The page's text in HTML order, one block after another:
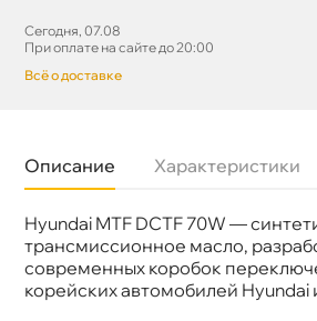
Сегодня, 07.08
При оплате на сайте до 20:00
сё о доставке
Описание Характеристики
Hyundai MTF DCTF 70W —
трансмиссионное масло,
современных коробок
корейских автомобилей Hyundai
язкость
70W
Бренд
Тип масла
Синтетика
Объем
1л
Артикул
04300KX1B0/04300-